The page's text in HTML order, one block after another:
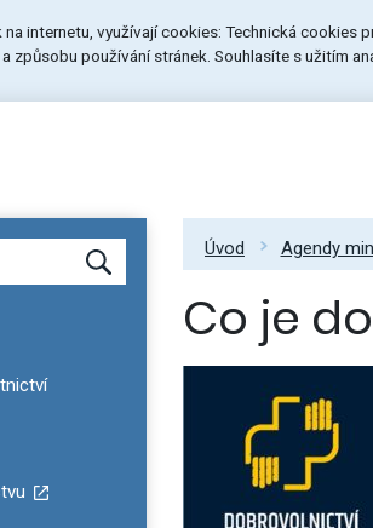
internetu, využívají cookies: Technická cookies
způsobu používání stránek. Souhlasíte s užitím
zdravotnictví
Úvod Agendy
Co je